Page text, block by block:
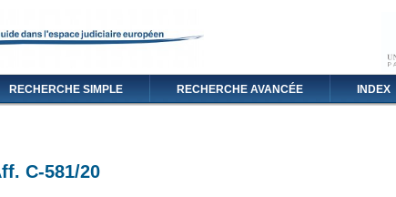
RECHERCHE SIMPLE RECHERCHE AVANCÉE INDEX
C-581/20